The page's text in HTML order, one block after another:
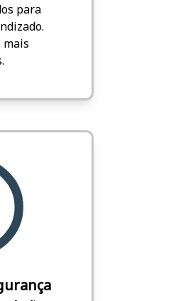
para
mais